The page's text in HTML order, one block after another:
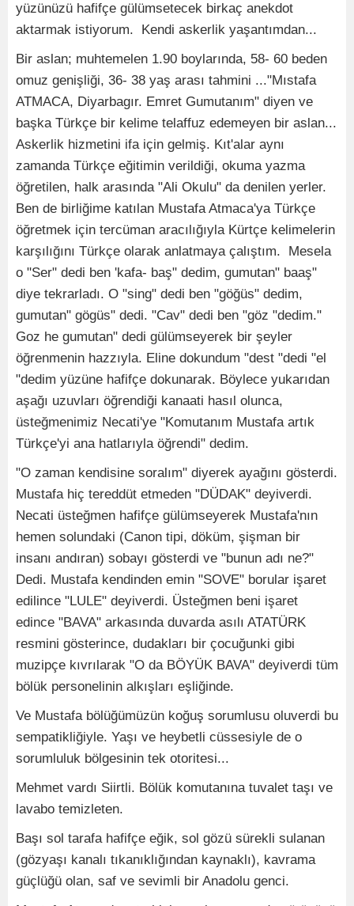
yüzünüzü hafifçe gülümsetecek birkaç anekdot
aktarmak istiyorum. Kendi askerlik yaşantımdan...
Bir aslan; muhtemelen 1.90 boylarında, 58- 60 beden
omuz genişliği, 36- 38 yaş arası tahmini ..."Mıstafa
ATMACA, Diyarbagır. Emret Gumutanım" diyen ve
başka Türkçe bir kelime telaffuz edemeyen bir aslan...
Askerlik hizmetini ifa için gelmiş. Kıt'alar aynı
zamanda Türkçe eğitimin verildiği, okuma yazma
öğretilen, halk arasında "Ali Okulu" da denilen yerler.
Ben de birliğime katılan Mustafa Atmaca'ya Türkçe
öğretmek için tercüman aracılığıyla Kürtçe kelimelerin
karşılığını Türkçe olarak anlatmaya çalıştım. Mesela
o "Ser" dedi ben 'kafa- baş" dedim, gumutan" baaş"
diye tekrarladı. O "sing" dedi ben "göğüs" dedim,
gumutan" gögüs" dedi. "Cav" dedi ben "göz "dedim."
Goz he gumutan" dedi gülümseyerek bir şeyler
öğrenmenin hazzıyla. Eline dokundum "dest "dedi "el
"dedim yüzüne hafifçe dokunarak. Böylece yukarıdan
aşağı uzuvları öğrendiği kanaati hasıl olunca,
üsteğmenimiz Necati'ye "Komutanım Mustafa artık
Türkçe'yi ana hatlarıyla öğrendi" dedim.
"O zaman kendisine soralım" diyerek ayağını gösterdi.
Mustafa hiç tereddüt etmeden "DÜDAK" deyiverdi.
Necati üsteğmen hafifçe gülümseyerek Mustafa'nın
hemen solundaki (Canon tipi, döküm, şişman bir
insanı andıran) sobayı gösterdi ve "bunun adı ne?"
Dedi. Mustafa kendinden emin "SOVE" borular işaret
edilince "LULE" deyiverdi. Üsteğmen beni işaret
edince "BAVA" arkasında duvarda asılı ATATÜRK
resmini gösterince, dudakları bir çocuğunki gibi
muzipçe kıvrılarak "O da BÖYÜK BAVA" deyiverdi tüm
bölük personelinin alkışları eşliğinde.
Ve Mustafa bölüğümüzün koğuş sorumlusu oluverdi bu
sempatikliğiyle. Yaşı ve heybetli cüssesiyle de o
sorumluluk bölgesinin tek otoritesi...
Mehmet vardı Siirtli. Bölük komutanına tuvalet taşı ve
lavabo temizleten.
Başı sol tarafa hafifçe eğik, sol gözü sürekli sulanan
(gözyaşı kanalı tıkanıklığından kaynaklı), kavrama
güçlüğü olan, saf ve sevimli bir Anadolu genci.